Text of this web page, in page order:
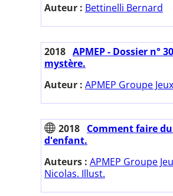
Auteur : Bettinelli Bernard
2018 APMEP - Dossier n°
mystère.
Auteur : APMEP Groupe Jeux
2018 Comment faire
d'enfant.
Auteurs : APMEP Groupe
Nicolas. Illust.